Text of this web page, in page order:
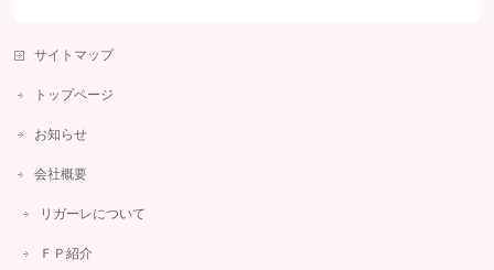
サイトマップ
トップページ
お知らせ
会社概要
リガーレについて
ＦＰ紹介